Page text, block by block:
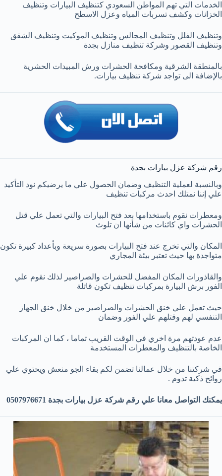
الخدمات التي تهم المواطن السعودي كتنظيف البيارات وتنظيف
الخزانات وكشف تسربات المياه وعزل الاسطح
وتنظيف الفلل وتنظيف المجالس وتنظيف الموكيت وتنظيف الشقق
وتنظيف القصور وشركة تنظيف منازل بجدة
بالمنطقة الشرقية ومكافحة الحشرات ورش المبيدات الحشرية
بالإضافة الى تواجد شركة تنظيف بيارات.
رقم شركة عزل بيارات بجدة
وبالنسبة لعملية التنظيف وضمان الحصول علي ما يرضيكم نود التأكيد
علي إننا نمتلك احدث مركبات تنظيف
ومعطرات نقوم باستخدامها بعد فتح البيارات والتي تعمل علي قتل
الحشرات واي كائنات من شأنها ان تلوث
المكان والتي تخرج عند فتح البيارات بصورة سريعة وبأعداد كبيرة تكون
متواجدة بها حيث تعتبر بيئة المجاري
والقاذورات المكان المفضل للحشرات والصراصير لذلك نقوم علي
الفور برش البيارة بمركبات تنظيف تكون قاتلة
حيث تعمل علي خنق الحشرات والصراصير من خلال خنق الجهاز
التنفسي لهم وقتلهم علي الفور وضمان
عدم عودتهم مرة اخري في الوقت القريب تماما ، كما ان المركبات
الخاصة بالتنظيف والمعطرات المستخدمة
في شركتنا من خلال عمالنا تضمن لكم بقاء الجو منعش ويحتوي علي
روائح ذكية تدوم .
يمكنك التواصل معانا علي رقم شركة عزل بيارات بجدة 0507976671